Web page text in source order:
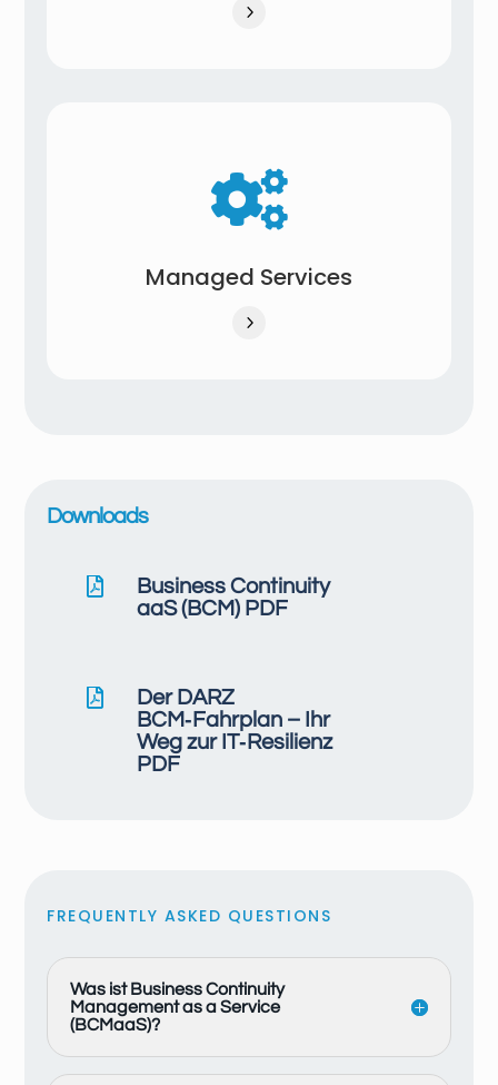
5

Managed Services
5
Downloads

Business Continuity
aaS (BCM) PDF

Der DARZ
BCM‑Fahrplan – Ihr
Weg zur IT‑Resilienz
PDF
FREQUENTLY ASKED QUESTIONS
Was ist Business Continuity
Management as a Service
(BCMaaS)?